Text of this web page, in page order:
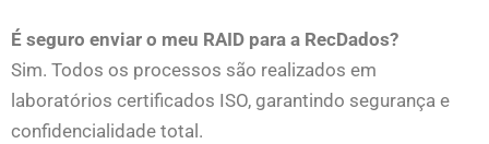
É seguro enviar o meu RAID para a RecDados?
Sim. Todos os processos são realizados em
laboratórios certificados ISO, garantindo segurança e
confidencialidade total.